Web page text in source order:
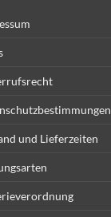
und Lieferzeiten